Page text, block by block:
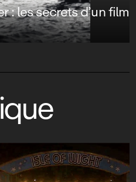
: les secrets d’un film